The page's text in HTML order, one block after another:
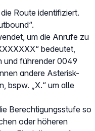
Route identifiziert.
um die Anrufe zu
bedeutet,
und führender 0049
andere Asterisk-
bspw. „X.“ um alle
Berechtigungsstufe so
oder höheren